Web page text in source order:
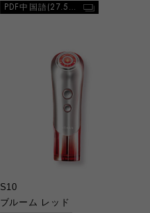
PDF中国語(27.5MB)
S10
ブルーム レッド